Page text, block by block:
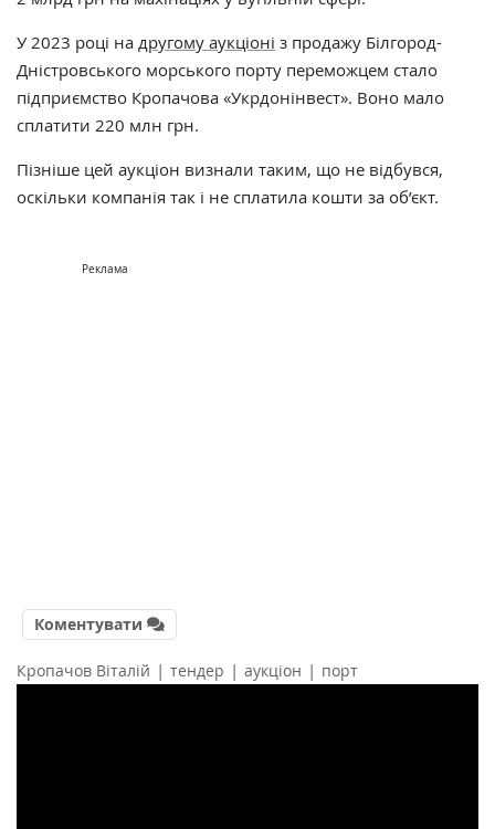
У 2023 році на другому аукціоні з продажу Білгород-
Дністровського морського порту переможцем стало
підприємство Кропачова «Укрдонінвест». Воно мало
сплатити 220 млн грн.
Пізніше цей аукціон визнали таким, що не відбувся,
оскільки компанія так і не сплатила кошти за об’єкт.
Реклама
Коментувати
Кропачов Віталій | тендер | аукціон | порт